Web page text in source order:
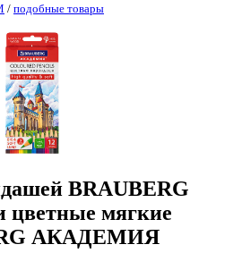
/ подобные товары
BRAUBERG
цветные мягкие
АКАДЕМИЯ